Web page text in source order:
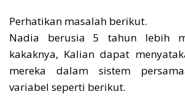
Perhatikan masalah berikut.
Nadia berusia 5 tahun lebih
kakaknya, Kalian dapat
mereka dalam sistem
variabel seperti berikut.